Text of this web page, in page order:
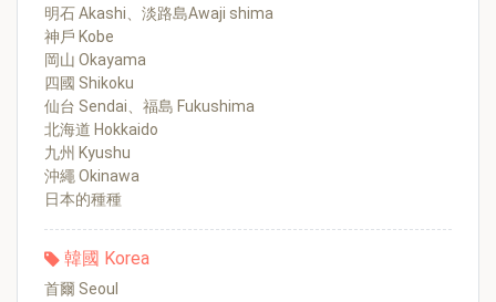
明石 Akashi、淡路島Awaji shima
神戶 Kobe
岡山 Okayama
四國 Shikoku
仙台 Sendai、福島 Fukushima
北海道 Hokkaido
九州 Kyushu
沖繩 Okinawa
日本的種種
韓國 Korea
首爾 Seoul